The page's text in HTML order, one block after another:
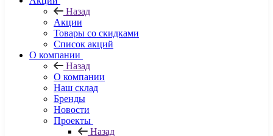
Назад
Акции
Товары со скидками
Список акций
О компании
Назад
О компании
Наш склад
Бренды
Новости
Проекты
Назад